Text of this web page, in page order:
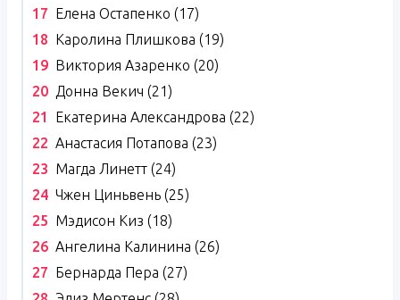
Елена Остапенко (17)
Каролина Плишкова (19)
Виктория Азаренко (20)
Донна Векич (21)
Екатерина Александрова (22)
Анастасия Потапова (23)
Магда Линетт (24)
Чжен Циньвень (25)
Мэдисон Киз (18)
Ангелина Калинина (26)
Бернарда Пера (27)